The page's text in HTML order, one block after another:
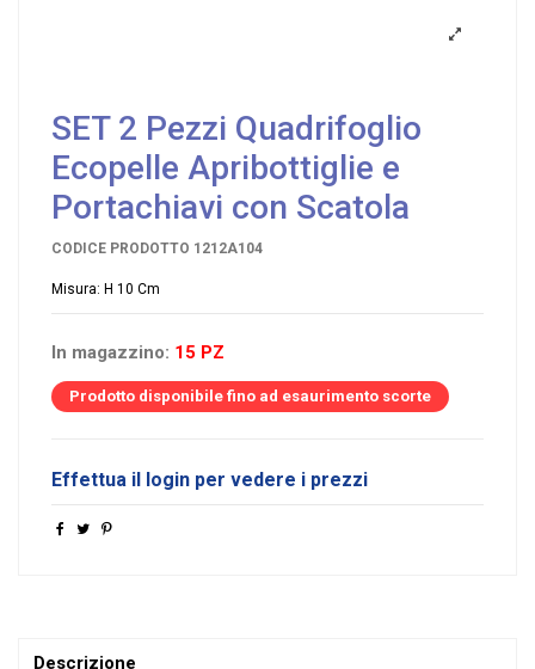
SET 2 Pezzi Quadrifoglio
Ecopelle Apribottiglie e
Portachiavi con Scatola
CODICE PRODOTTO 1212A104
Misura: H 10 Cm
In magazzino: 15 PZ
Prodotto disponibile fino ad esaurimento scorte
Effettua il login per vedere i prezzi
Descrizione